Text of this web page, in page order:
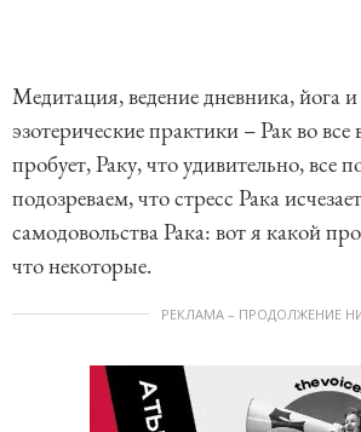
Медитация, ведение дневника, йога
эзотерические практики – Рак во все
пробует, Раку, что удивительно, все
подозреваем, что стресс Рака
самодовольства Рака: вот я какой
что некоторые.
РЕКЛАМА – ПРОДОЛЖЕНИЕ